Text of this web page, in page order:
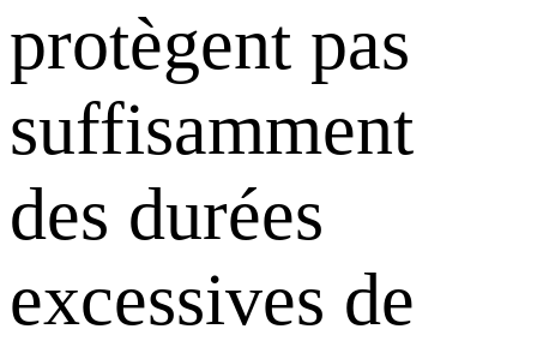
protègent pas
suffisamment
des durées
excessives de